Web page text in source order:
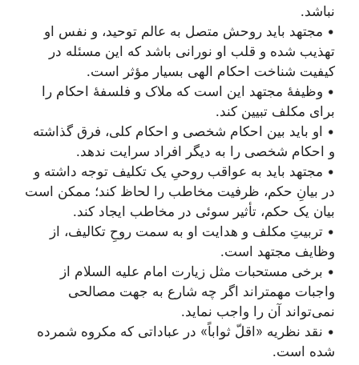
نباشد.
• مجتهد باید روحش متصل به عالم توحید، و نفس او
تهذیب شده و قلب او نورانی باشد که این مسئله در
کیفیت شناخت احکام الهی بسیار مؤثر است.
• وظیفۀ مجتهد این است که ملاک و فلسفۀ احکام را
برای مکلف تبیین کند.
• او باید بین احکام شخصی و احکام کلی، فرق گذاشته
و احکام شخصی را به دیگر افراد سرایت ندهد.
• مجتهد باید به عواقب روحیِ یک تکلیف توجه داشته و
در بیانِ حکم، ظرفیت مخاطب را لحاظ کند؛ ممکن است
بیان یک حکم، تأثیر سوئی در مخاطب ایجاد کند.
• تربیتِ مکلف و هدایت او به سمت روحِ تکالیف، از
وظایف مجتهد است.
• برخی مستحبات مثل زیارت امام علیه السلام از
واجبات مهمتر‌اند اگر چه شارع به جهت مصالحی
نمی‌تواند آن را واجب نماید.
• نقد نظریه «اقلّ ثواباً» در عباداتی که مکروه شمرده
شده است.